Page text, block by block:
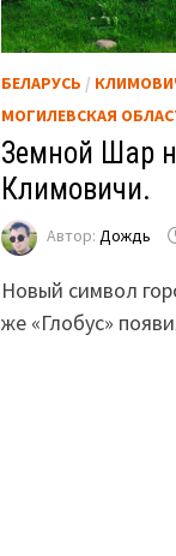
БЕЛАРУСЬ /
МОГИЛЕВСКАЯ
Земной Шар
Климовичи.
Автор: Дождь
Новый символ
же «Глобус»